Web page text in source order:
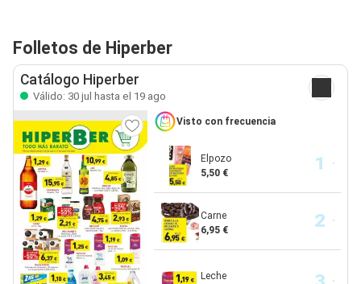
Folletos de Hiperber
Catálogo Hiperber
Válido: 30 jul hasta el 19 ago
Visto con frecuencia
Elpozo
5,50 €
Carne
6,95 €
Leche